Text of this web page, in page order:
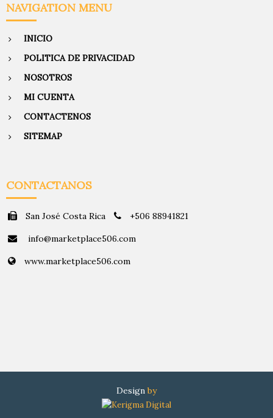
NAVIGATION MENU
INICIO
POLITICA DE PRIVACIDAD
NOSOTROS
MI CUENTA
CONTACTENOS
SITEMAP
CONTACTANOS
San José Costa Rica +506 88941821
info@marketplace506.com
www.marketplace506.com
Designby